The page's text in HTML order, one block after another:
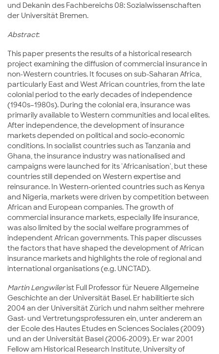
und Dekanin des Fachbereichs 08: Sozialwissenschaften
der Universität Bremen.
Abstract:
This paper presents the results of a historical research
project examining the diffusion of commercial insurance in
non-Western countries. It focuses on sub-Saharan Africa,
particularly East and West African countries, from the late
colonial period to the early decades of independence
(1940s–1980s). During the colonial era, insurance was
primarily available to Western communities and local elites.
After independence, the development of insurance
markets depended on political and socio-economic
conditions. In socialist countries such as Tanzania and
Ghana, the insurance industry was nationalised and
campaigns were launched for its 'Africanisation', but these
countries still depended on Western expertise and
reinsurance. In Western-oriented countries such as Kenya
and Nigeria, markets were driven by competition between
African and European companies. The growth of
commercial insurance markets, especially life insurance,
was also limited by the social welfare programmes of
independent African governments. This paper discusses
the factors that have shaped the development of African
insurance markets and highlights the role of regional and
international organisations (e.g. UNCTAD).
Martin Lengwilerist Full Professor für Neuere Allgemeine
Geschichte an der Universität Basel. Er habilitierte sich
2004 an der Universität Zürich und nahm seither mehrere
Gast- und Vertretungsprofessuren ein, unter anderem an
der Ecole des Hautes Etudes en Sciences Sociales (2009)
und an der Universität Basel (2006-2009). Er war 2001
Fellow am Historical Research Institute, University of